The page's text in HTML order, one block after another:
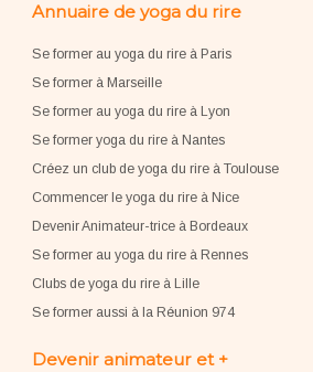
Annuaire de yoga du rire
Se former au yoga du rire à Paris
Se former à Marseille
Se former au yoga du rire à Lyon
Se former yoga du rire à Nantes
Créez un club de yoga du rire à Toulouse
Commencer le yoga du rire à Nice
Devenir Animateur-trice à Bordeaux
Se former au yoga du rire à Rennes
Clubs de yoga du rire à Lille
Se former aussi à la Réunion 974
Devenir animateur et +